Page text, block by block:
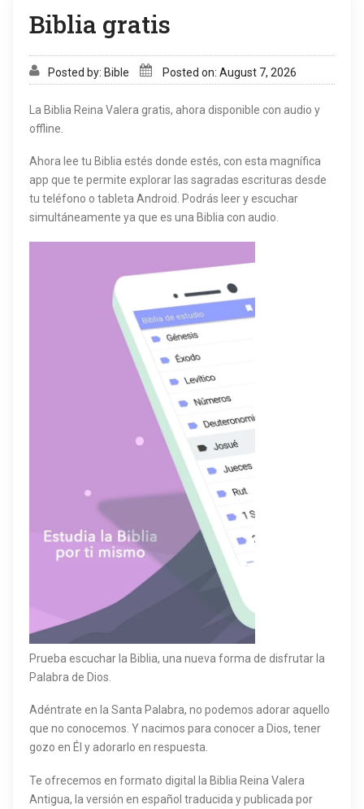
Biblia gratis
Posted by: Bible Posted on: August 7, 2026
La Biblia Reina Valera gratis, ahora disponible con audio y
offline.
Ahora lee tu Biblia estés donde estés, con esta magnífica
app que te permite explorar las sagradas escrituras desde
tu teléfono o tableta Android. Podrás leer y escuchar
simultáneamente ya que es una Biblia con audio.
Prueba escuchar la Biblia, una nueva forma de disfrutar la
Palabra de Dios.
Adéntrate en la Santa Palabra, no podemos adorar aquello
que no conocemos. Y nacimos para conocer a Dios, tener
gozo en Él y adorarlo en respuesta.
Te ofrecemos en formato digital la Biblia Reina Valera
Antigua, la versión en español traducida y publicada por